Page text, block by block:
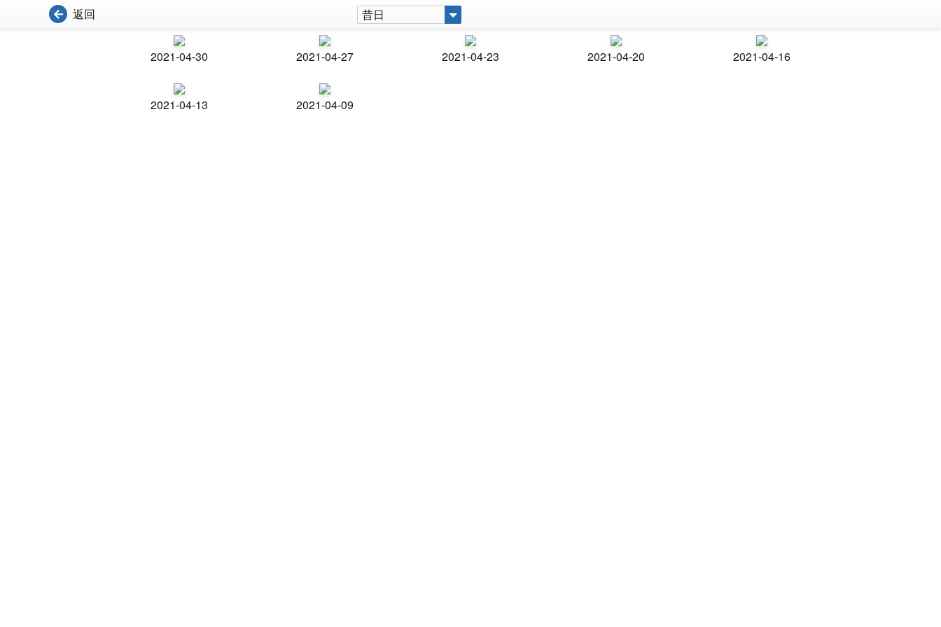
返回 昔日
2021-04-30 2021-04-27 2021-04-23 2021-04-20 2021-04-16
2021-04-13 2021-04-09